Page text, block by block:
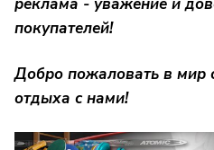
реклама - уважение и
покупателей!
Добро пожаловать в мир
отдыха с нами!